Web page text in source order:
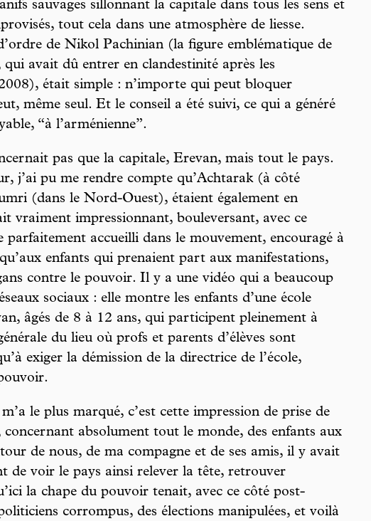
sauvages sillonnant la capitale dans tous les sens et
tout cela dans une atmosphère de liesse.
de Nikol Pachinian (la figure emblématique de
qui avait dû entrer en clandestinité après les
était simple : n’importe qui peut bloquer
même seul. Et le conseil a été suivi, ce qui a généré
“à l’arménienne”.
pas que la capitale, Erevan, mais tout le pays.
j’ai pu me rendre compte qu’Achtarak (à côté
(dans le Nord-Ouest), étaient également en
vrai ment impressionnant, bouleversant, avec ce
parfaitement accueilli dans le mouvement, encouragé à
enfants qui prenaient part aux manifestations,
contre le pouvoir. Il y a une vidéo qui a beaucoup
sociaux : elle montre les enfants d’une école
âgés de 8 à 12 ans, qui participent pleinement à
du lieu où profs et parents d’élèves sont
exiger la démission de la directrice de l’école,
le plus marqué, c’est cette impression de prise de
concernant absolument tout le monde, des enfants aux
de nous, de ma compagne et de ses amis, il y avait
de voir le pays ainsi relever la tête, retrouver
la chape du pouvoir tenait, avec ce côté post-
corrompus, des élections manipulées, et voilà